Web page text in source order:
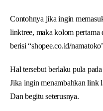
Contohnya jika ingin
linktree, maka kolom pertama
berisi “shopee.co.id/
Hal tersebut berlaku pula
Jika ingin menambahkan
Dan begitu seterusnya.